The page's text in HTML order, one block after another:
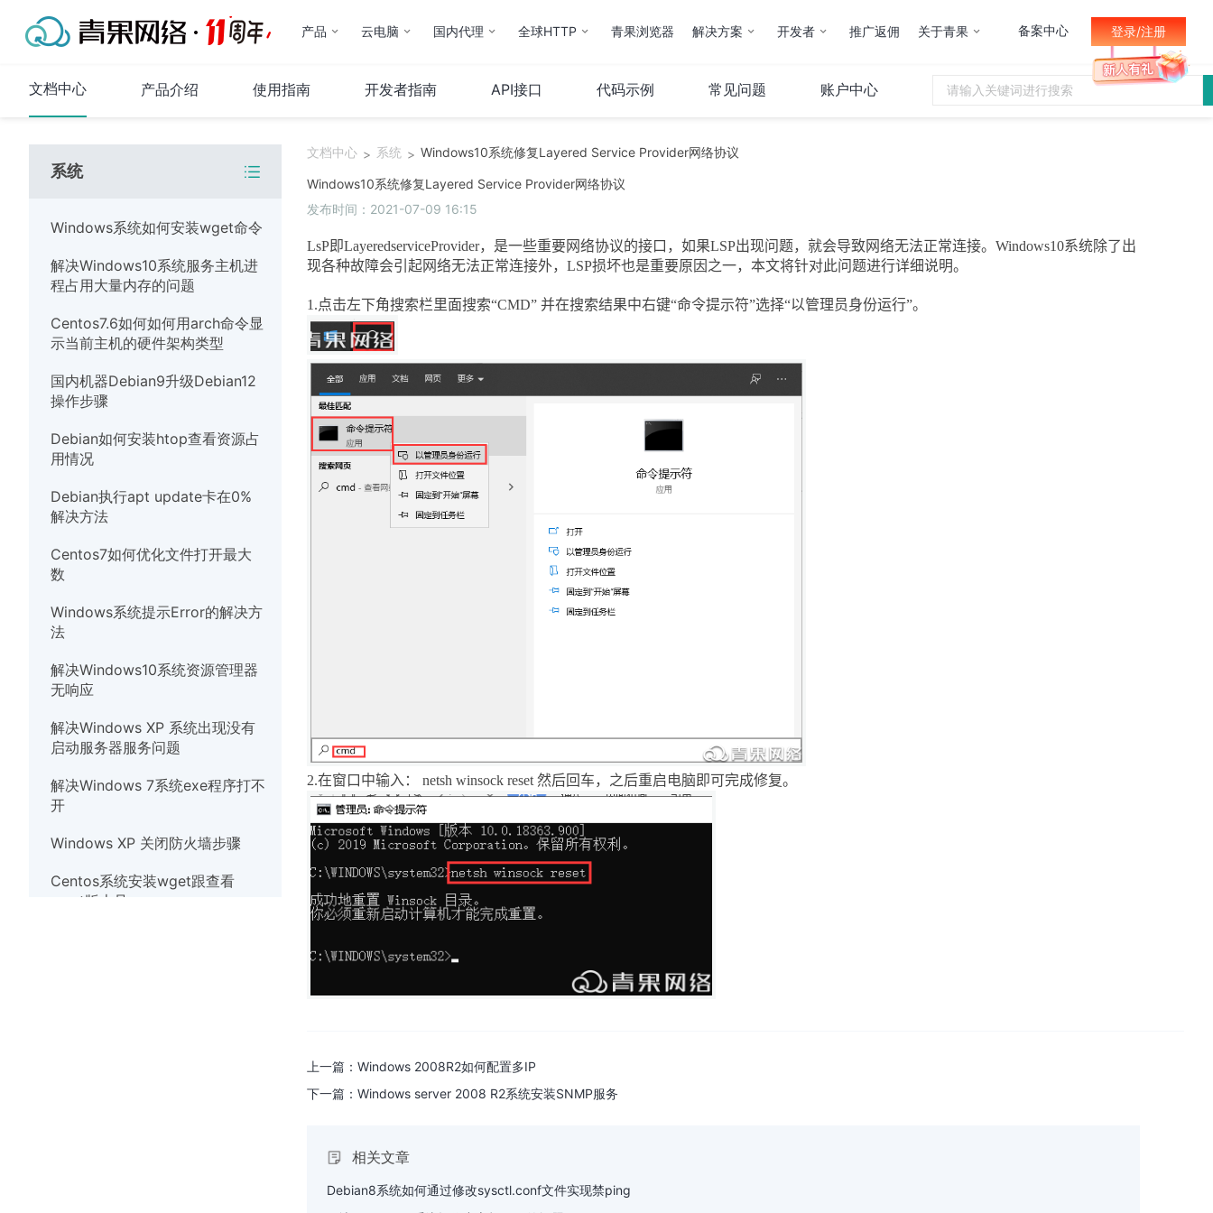
产品 云电脑 国内代理 全球HTTP 青果浏览器 解决方案 开发者 推广返佣 关于青果 备案中心 登录/注册
文档中心 产品介绍 使用指南 开发者指南 API接口 代码示例 常见问题 账户中心
系统 代理IP
产品介绍
使用指南
常见问题
云计算
云IP
服务器租用
操作指南
运维指南
网络
硬件
堡垒机
备案服务
财务相关
Windows系统如何安装wget命令
解决Windows10系统服务主机进
程占用大量内存的问题
Centos7.6如何如何用arch命令显
示当前主机的硬件架构类型
国内机器Debian9升级Debian12
操作步骤
Debian如何安装htop查看资源占
用情况
Debian执行apt update卡在0%
解决方法
Centos7如何优化文件打开最大
数
Windows系统提示Error的解决方
法
解决Windows10系统资源管理器
无响应
解决Windows XP 系统出现没有
启动服务器服务问题
解决Windows 7系统exe程序打不
开
Windows XP 关闭防火墙步骤
Centos系统安装wget跟查看
wget版本号
文档中心 > 系统 > Windows10系统修复Layered Service Provider网络协议
Windows10系统修复Layered Service Provider网络协议
发布时间：2021-07-09 16:15
LsP即LayeredserviceProvider，是一些重要网络协议的接口，如果LSP出现问题，就会导致网络无法正常连接。 Windows10系统除了出
现各种故障会引起网络无法正常连接外， LSP损坏也是重要原因之一，本文将针对此问题进行详细说明。
1.点击左下角搜索栏里面搜索“CMD” 并在搜索结果中右键“命令提示符”选择“以管理员身份运行”。
2.在窗口中输入： netsh winsock reset 然后回车，之后重启电脑即可完成修复。
上一篇： Windows 2008R2如何配置多IP
下一篇： Windows server 2008 R2系统安装SNMP服务
相关文章
Debian8系统如何通过修改sysctl.conf文件实现禁ping